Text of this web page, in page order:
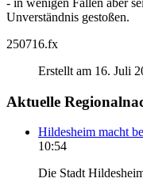
Unverständnis gestoßen.
250716.fx
Erstellt am 16. Juli
Aktuelle
Hildesheim macht
10:54
Die Stadt